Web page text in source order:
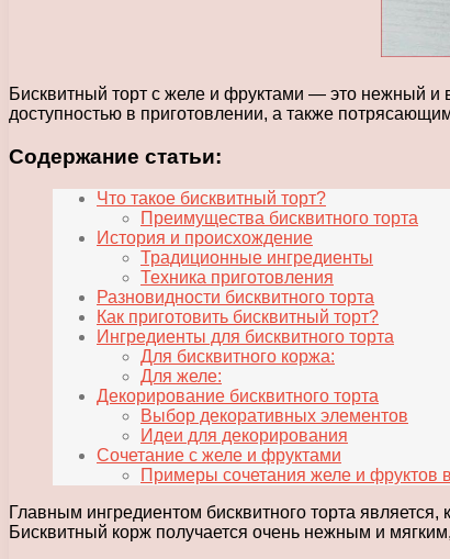
Бисквитный торт с желе и фруктами — это нежный и
доступностью в приготовлении, а также
Содержание статьи:
Что такое бисквитный торт?
Преимущества бисквитного торта
История и происхождение
Традиционные ингредиенты
Техника приготовления
Разновидности бисквитного торта
Как приготовить бисквитный торт?
Ингредиенты для бисквитного торта
Для бисквитного коржа:
Для желе:
Декорирование бисквитного торта
Выбор декоративных элементов
Идеи для декорирования
Сочетание с желе и фруктами
Примеры сочетания желе и фруктов
Главным ингредиентом бисквитного торта
Бисквитный корж получается очень нежным и